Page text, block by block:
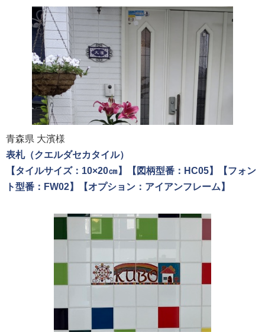
青森県 大濱様
表札（クエルダセカタイル）
【タイルサイズ：10×20㎝】【図柄型番：HC05】【フォン
ト型番：FW02】【オプション：アイアンフレーム】